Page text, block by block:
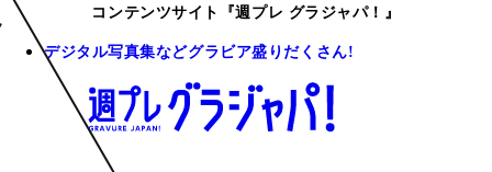
コンテンツサイト『週プレ グラジャパ！』
デジタル写真集などグラビア盛りだくさん!